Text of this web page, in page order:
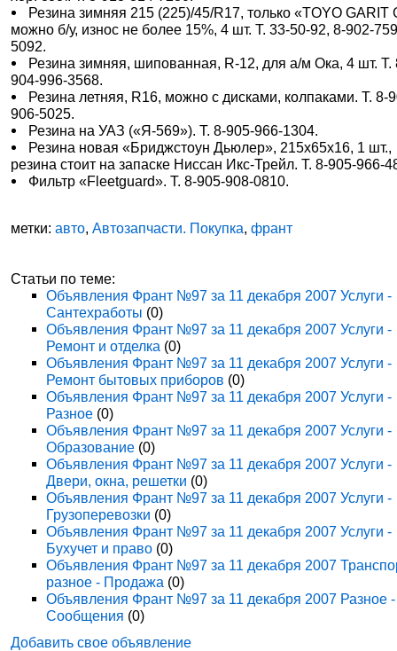
Резина зимняя 215 (225)/45/R17, только «TOYO GARIT
можно б/у, износ не более 15%, 4 шт. Т. 33-50-92, 8-902-
5092.
Резина зимняя, шипованная, R-12, для а/м Ока, 4 шт. Т.
904-996-3568.
Резина летняя, R16, можно с дисками, колпаками. Т. 8-
906-5025.
Резина на УАЗ («Я-569»). Т. 8-905-966-1304.
Резина новая «Бриджстоун Дьюлер», 215х65х16, 1 шт.,
резина стоит на запаске Ниссан Икс-Трейл. Т. 8-905-966-
Фильтр «Fleetguard». Т. 8-905-908-0810.
метки:авто,Автозапчасти. Покупка,франт
Статьи по теме:
Объявления Франт №97 за 11 декабря 2007 Услуги -
Сантехработы (0)
Объявления Франт №97 за 11 декабря 2007 Услуги -
Ремонт и отделка (0)
Объявления Франт №97 за 11 декабря 2007 Услуги -
Ремонт бытовых приборов (0)
Объявления Франт №97 за 11 декабря 2007 Услуги -
Разное (0)
Объявления Франт №97 за 11 декабря 2007 Услуги -
Образование (0)
Объявления Франт №97 за 11 декабря 2007 Услуги -
Двери, окна, решетки (0)
Объявления Франт №97 за 11 декабря 2007 Услуги -
Грузоперевозки (0)
Объявления Франт №97 за 11 декабря 2007 Услуги -
Бухучет и право (0)
Объявления Франт №97 за 11 декабря 2007
разное - Продажа (0)
Объявления Франт №97 за 11 декабря 2007 Разное -
Сообщения (0)
Добавить свое объявление